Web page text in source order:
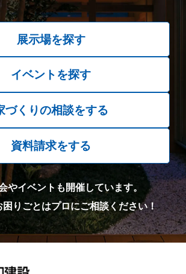
展示場を探す
イベントを探す
づくりの相談をする
資料請求をする
やイベントも開催しています。
困りごとはプロにご相談ください！